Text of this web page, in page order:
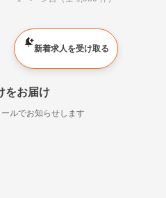
新着求人を受け取る
をお届け
ルでお知らせします